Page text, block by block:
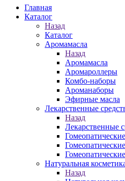
Главная
Каталог
Назад
Каталог
Аромамасла
Назад
Аромамасла
Аромароллеры
Комбо-наборы
Ароманаборы
Эфирные масла
Лекарственные
Назад
Лекарственные
Натуральная
Назад